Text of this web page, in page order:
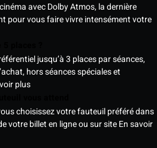
avec Dolby Atmos, la dernière
pour vous faire vivre intensément votre
jusqu’à 3 places par séances,
hors séances spéciales et
plus
choisissez votre fauteuil préféré dans
votre billet en ligne ou sur siteEn savoir